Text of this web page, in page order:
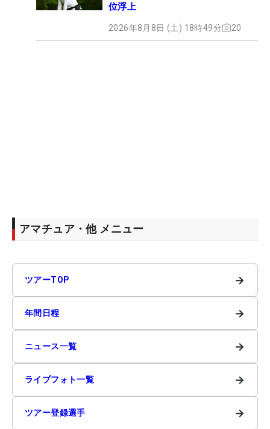
位浮上
2026年8月8日 (土) 18時49分 20
アマチュア・他 メニュー
ツアーTOP →
年間日程 →
ニュース一覧 →
ライブフォト一覧 →
ツアー登録選手 →